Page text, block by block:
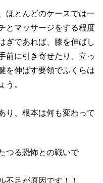
ほとんどのケースでは一
とマッサージをする程度
ぎであれば、膝を伸ばし
前に引き寄せたり、立っ
を伸ばす要領でふくらは
う。
り、根本は何も変わって
つる恐怖との戦いで
不足が原因です！！